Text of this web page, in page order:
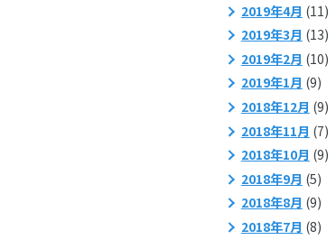
2019年4月 (11)
2019年3月 (13)
2019年2月 (10)
2019年1月 (9)
2018年12月 (9)
2018年11月 (7)
2018年10月 (9)
2018年9月 (5)
2018年8月 (9)
2018年7月 (8)